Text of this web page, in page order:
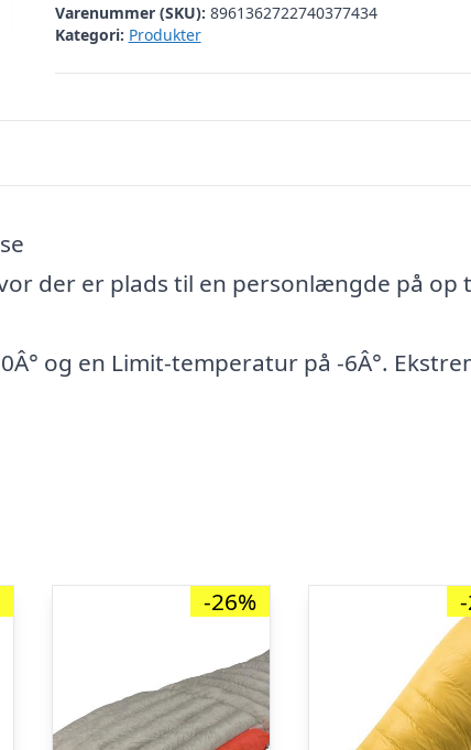
Varenummer (SKU): 8961362722740377434
Kategori: Produkter
der er plads til en personlængde på op
og en Limit-temperatur på -6Â°.
-26%